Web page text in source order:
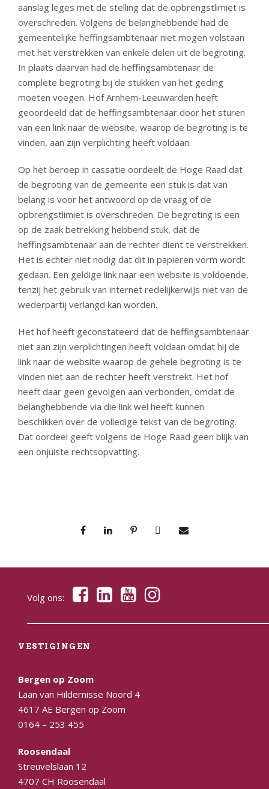
aanslag leges met de stelling dat de opbrengstlimiet is
overschreden. Volgens de belanghebbende had de
gemeentelijke heffingsambtenaar niet mogen volstaan
met het verstrekken van enkele delen uit de begroting.
In plaats daarvan had de heffingsambtenaar de
complete begroting bij de stukken van het geding
moeten voegen. Hof Arnhem-Leeuwarden heeft
geoordeeld dat de heffingsambtenaar door het sturen
van een link naar de website, waarop de begroting is te
vinden, aan zijn verplichting heeft voldaan.
Op het beroep in cassatie oordeelt de Hoge Raad dat
de begroting van de gemeente een stuk is dat van
belang is voor het antwoord op de vraag of de
opbrengstlimiet is overschreden. De begroting is een
op de zaak betrekking hebbend stuk, dat de
heffingsambtenaar aan de rechter dient te verstrekken.
Het is echter niet nodig dat dit in papieren vorm wordt
gedaan. Een geldige link naar een website is voldoende,
tenzij het gebruik van internet redelijkerwijs niet van de
wederpartij verlangd kan worden.
Het hof heeft geconstateerd dat de heffingsambtenaar
niet aan zijn verplichtingen heeft voldaan omdat hij de
link naar de website waarop de gehele begroting is te
vinden niet aan de rechter heeft verstrekt. Het hof
heeft daar geen gevolgen aan verbonden, omdat de
belanghebbende via die link wel heeft kunnen
beschikken over de volledige tekst van de begroting.
Dat oordeel geeft volgens de Hoge Raad geen blijk van
een onjuiste rechtsopvatting.
Volg ons:
VESTIGINGEN
Bergen op Zoom
Laan van Hildernisse Noord 4
4617 AE Bergen op Zoom
0164 – 253 455
Roosendaal
Streuvelslaan 12
4707 CH Roosendaal